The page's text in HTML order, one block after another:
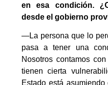
en esa condición.
desde el gobierno
—La persona que lo
pasa a tener una
Nosotros contamos
tienen cierta
Estado está